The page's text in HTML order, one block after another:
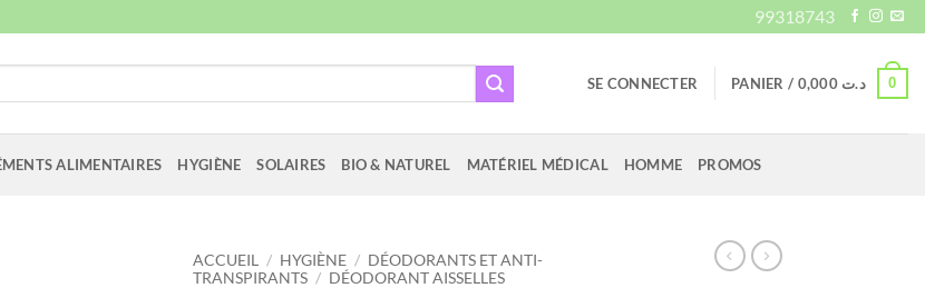
99318743
SE CONNECTER PANIER / د.ت 0,000 0
ALIMENTAIRES HYGIÈNE SOLAIRES BIO & NATUREL MATÉRIEL MÉDICAL HOMME PROMOS
ACCUEIL / HYGIÈNE / DÉODORANTS ET ANTI-
TRANSPIRANTS / DÉODORANT AISSELLES